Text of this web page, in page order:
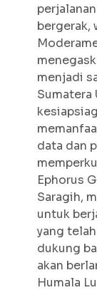
bergerak,
menjadi
Sumatera
data dan
Ephorus
Saragih,
untuk
yang
dukung
akan
Humala